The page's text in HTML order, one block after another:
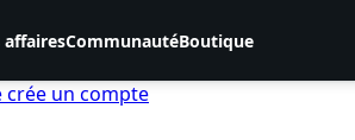
affairesCommunautéBoutique
crée un compte